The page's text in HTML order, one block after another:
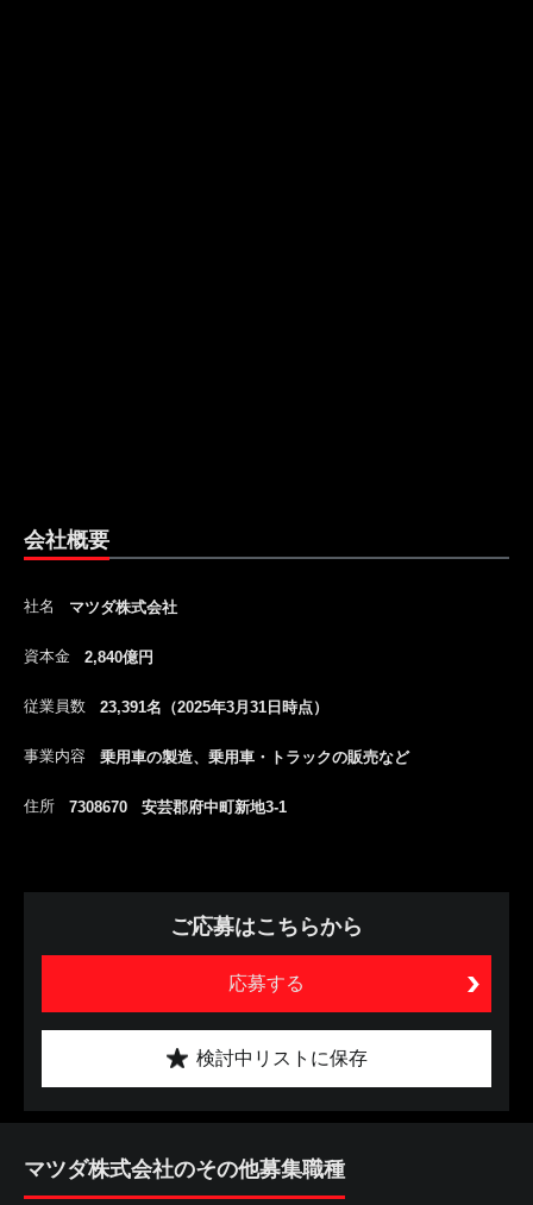
会社概要
社名 マツダ株式会社
資本金 2,840億円
従業員数 23,391名（2025年3月31日時点）
事業内容 乗用車の製造、乗用車・トラックの販売など
住所 7308670 安芸郡府中町新地3-1
ご応募はこちらから
応募する
検討中リストに保存
マツダ株式会社のその他募集職種